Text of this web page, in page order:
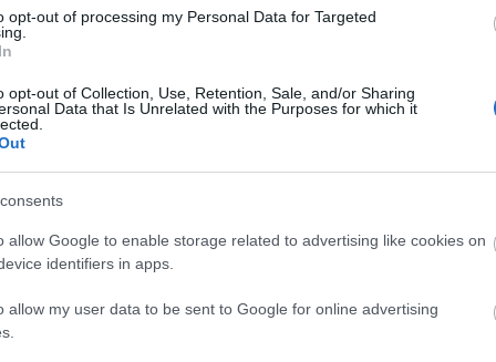
opt-out of processing my Personal Data for Targeted
opt-out of Collection, Use, Retention, Sale, and/or Sharing
Data that Is Unrelated with the Purposes for which it
allow Google to enable storage related to advertising like cookies on
identifiers in apps.
allow my user data to be sent to Google for online advertising
pe timp de iarna. Inlocuieste lotiunea
pH-ului pielii si alege uleiuri
de masline sau unt de shea.
pentru ten este bronz, baza fiind prin
ten sanatos va avea un aspect rose. Pentru a
o crema nuantatoare, pigmentata, un
pe timpul verii. Avantaj: are un miros placut,
incorecte, nu evidentiaza cearcanele.
duce la spalare sau demachiere, precum in